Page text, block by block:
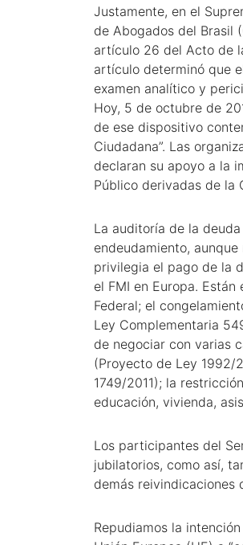
Justamente, en el
de Abogados del Brasil
artículo 26 del Acto de
artículo determinó que
examen analítico y
Hoy, 5 de octubre de
de ese dispositivo
Ciudadana”. Las
declaran su apoyo a la
Público derivadas de la
La auditoría de la
endeudamiento,
privilegia el pago de la
el FMI en Europa.
Federal; el
Ley Complementaria
de negociar con varias
(Proyecto de Ley 1992/
1749/2011); la
educación, vivienda,
Los participantes del
jubilatorios, como así,
demás reivindicaciones
Repudiamos la